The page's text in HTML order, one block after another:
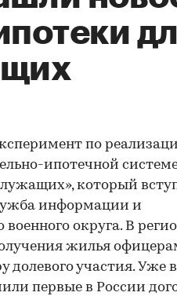
по
ипотечной
который
информации и
округа. В
жилья
долевого участия. Уже в
первые в России